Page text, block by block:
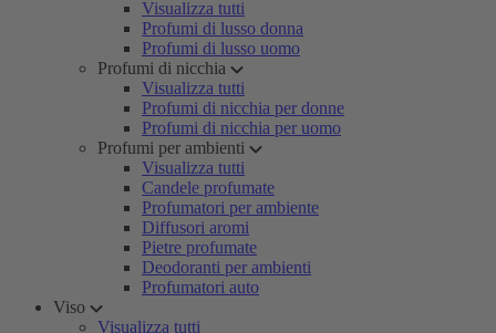
Visualizza tutti
Profumi di lusso donna
Profumi di lusso uomo
Profumi di nicchia
Visualizza tutti
Profumi di nicchia per donne
Profumi di nicchia per uomo
Profumi per ambienti
Visualizza tutti
Candele profumate
Profumatori per ambiente
Diffusori aromi
Pietre profumate
Deodoranti per ambienti
Profumatori auto
Viso
Visualizza tutti